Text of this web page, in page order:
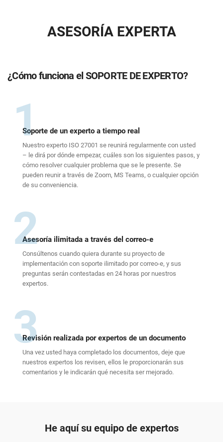
ASESORÍA EXPERTA
¿Cómo funciona el SOPORTE DE EXPERTO?
1
Soporte de un experto a tiempo real
Nuestro experto ISO 27001 se reunirá regularmente con usted
– le dirá por dónde empezar, cuáles son los siguientes pasos, y
cómo resolver cualquier problema que se le presente. Se
pueden reunir a través de Zoom, MS Teams, o cualquier opción
de su conveniencia.
2
Asesoría ilimitada a través del correo-e
Consúltenos cuando quiera durante su proyecto de
implementación con soporte ilimitado por correo-e, y sus
preguntas serán contestadas en 24 horas por nuestros
expertos.
3
Revisión realizada por expertos de un documento
Una vez usted haya completado los documentos, deje que
nuestros expertos los revisen, ellos le proporcionarán sus
comentarios y le indicarán qué necesita ser mejorado.
He aquí su equipo de expertos